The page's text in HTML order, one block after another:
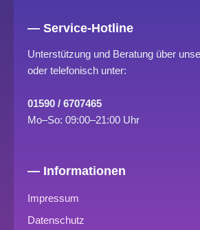
— Service-Hotline
Unterstützung und Beratung über
oder telefonisch unter:
01590 / 6707465
Mo–So: 09:00–21:00 Uhr
— Informationen
Impressum
Datenschutz